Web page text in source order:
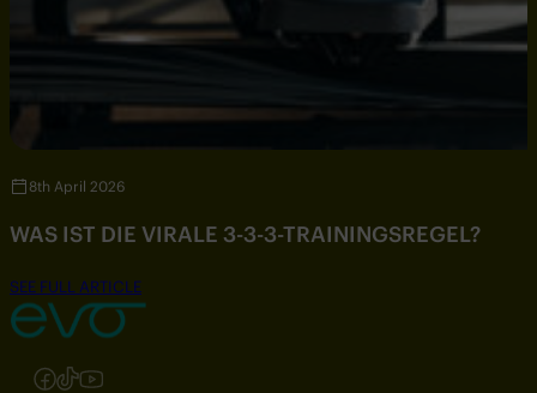
8th April 2026
WAS IST DIE VIRALE 3-3-3-TRAININGSREGEL?
SEE FULL ARTICLE
Folgen Sie uns auf Instagram
Folgen Sie uns auf Facebook
Folgen Sie uns auf TikTok
Folgen Sie uns auf YouTube